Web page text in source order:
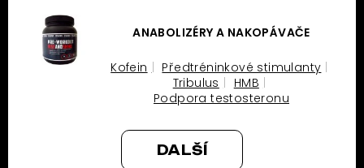
ANABOLIZÉRY A NAKOPÁVAČE
Kofein
Předtréninkové stimulanty
Tribulus
HMB
Podpora testosteronu
DALŠÍ